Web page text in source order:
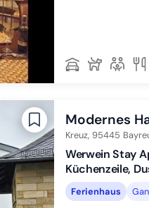
Modernes
Kreuz, 95445
Werwein Stay
Küchenzeile,
Ferienhaus